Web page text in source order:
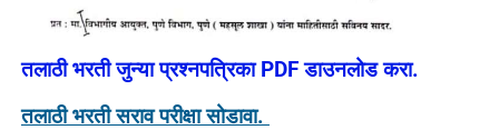
तलाठी भरती जुन्या प्रश्नपत्रिका PDF डाउनलोड करा.
तलाठी भरती सराव परीक्षा सोडावा.